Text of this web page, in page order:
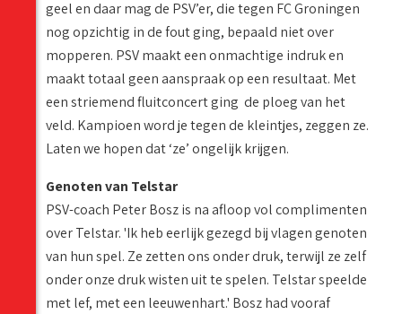
geel en daar mag de PSV’er, die tegen FC Groningen
nog opzichtig in de fout ging, bepaald niet over
mopperen. PSV maakt een onmachtige indruk en
maakt totaal geen aanspraak op een resultaat. Met
een striemend fluitconcert ging de ploeg van het
veld. Kampioen word je tegen de kleintjes, zeggen ze.
Laten we hopen dat ‘ze’ ongelijk krijgen.
Genoten van Telstar
PSV-coach Peter Bosz is na afloop vol complimenten
over Telstar. 'Ik heb eerlijk gezegd bij vlagen genoten
van hun spel. Ze zetten ons onder druk, terwijl ze zelf
onder onze druk wisten uit te spelen. Telstar speelde
met lef, met een leeuwenhart.' Bosz had vooraf